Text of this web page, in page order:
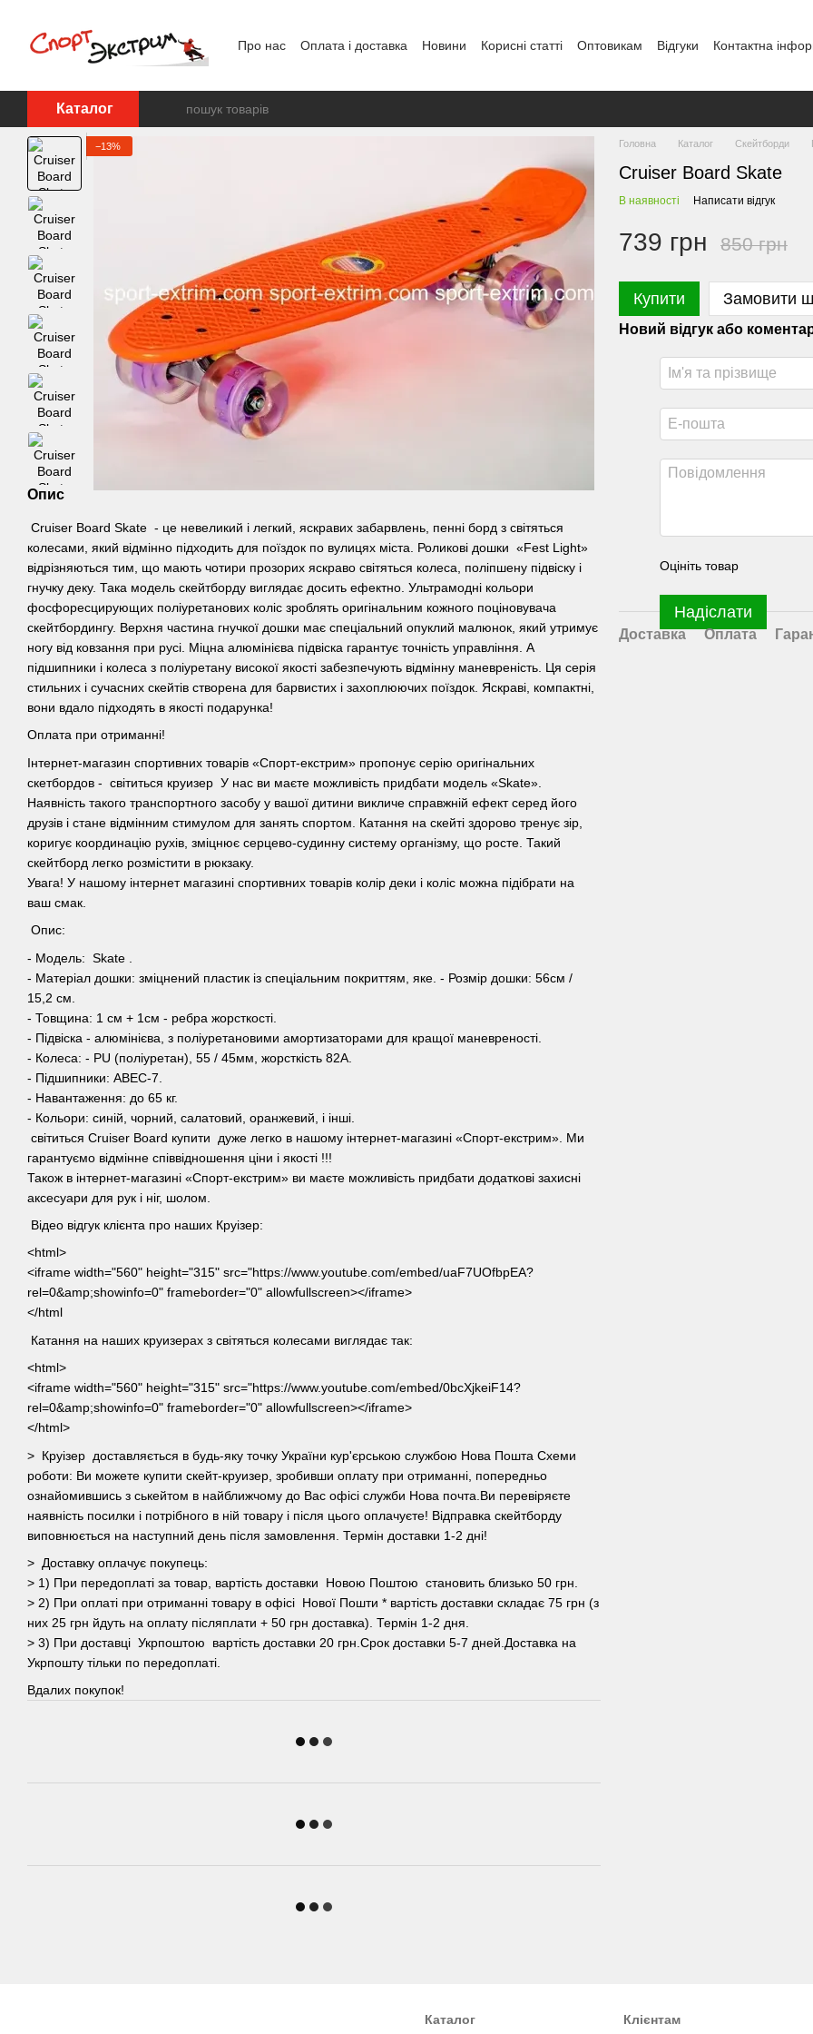
Про нас Оплата і доставка Новини Кориcні статті Оптовикам Відгуки Контактна
Каталог
−13%
Опис
Cruiser Board Skate - це невеликий і легкий, яскравих забарвлень, пенні борд з світяться
колесами, який відмінно підходить для поїздок по вулицях міста. Роликові дошки «Fest Light»
відрізняються тим, що мають чотири прозорих яскраво світяться колеса, поліпшену підвіску і
гнучку деку. Така модель скейтборду виглядає досить ефектно. Ультрамодні кольори
фосфоресцирующих поліуретанових коліс зроблять оригінальним кожного поціновувача
скейтбордингу. Верхня частина гнучкої дошки має спеціальний опуклий малюнок, який утримує
ногу від ковзання при русі. Міцна алюмінієва підвіска гарантує точність управління. А
підшипники і колеса з поліуретану високої якості забезпечують відмінну маневреність. Ця серія
стильних і сучасних скейтів створена для барвистих і захоплюючих поїздок. Яскраві, компактні,
вони вдало підходять в якості подарунка!
Оплата при отриманні!
Інтернет-магазин спортивних товарів «Спорт-екстрим» пропонує серію оригінальних
скетбордов - світиться круизер У нас ви маєте можливість придбати модель «Skate».
Наявність такого транспортного засобу у вашої дитини викличе справжній ефект серед його
друзів і стане відмінним стимулом для занять спортом. Катання на скейті здорово тренує зір,
коригує координацію рухів, зміцнює серцево-судинну систему організму, що росте. Такий
скейтборд легко розмістити в рюкзаку.
Увага! У нашому інтернет магазині спортивних товарів колір деки і коліс можна підібрати на
ваш смак.
Опис:
- Модель: Skate .
- Матеріал дошки: зміцнений пластик із спеціальним покриттям, яке. - Розмір дошки: 56см /
15,2 см.
- Товщина: 1 см + 1см - ребра жорсткості.
- Підвіска - алюмінієва, з поліуретановими амортизаторами для кращої маневреності.
- Колеса: - PU (поліуретан), 55 / 45мм, жорсткість 82А.
- Підшипники: ABEC-7.
- Навантаження: до 65 кг.
- Кольори: синій, чорний, салатовий, оранжевий, і інші.
світиться Cruiser Board купити дуже легко в нашому інтернет-магазині «Спорт-екстрим». Ми
гарантуємо відмінне співвідношення ціни і якості !!!
Також в інтернет-магазині «Спорт-екстрим» ви маєте можливість придбати додаткові захисні
аксесуари для рук і ніг, шолом.
Відео відгук клієнта про наших Круізер:
<html>
<iframe width="560" height="315" src="https://www.youtube.com/embed/uaF7UOfbpEA?
rel=0&amp;showinfo=0" frameborder="0" allowfullscreen></iframe>
</html
Катання на наших круизерах з світяться колесами виглядає так:
<html>
<iframe width="560" height="315" src="https://www.youtube.com/embed/0bcXjkeiF14?
rel=0&amp;showinfo=0" frameborder="0" allowfullscreen></iframe>
</html>
> Круізер доставляється в будь-яку точку України кур'єрською службою Нова Пошта Схеми
роботи: Ви можете купити скейт-круизер, зробивши оплату при отриманні, попередньо
ознайомившись з ськейтом в найближчому до Вас офісі служби Нова почта.Ви перевіряєте
наявність посилки і потрібного в ній товару і після цього оплачуєте! Відправка скейтборду
виповнюється на наступний день після замовлення. Термін доставки 1-2 дні!
> Доставку оплачує покупець:
> 1) При передоплаті за товар, вартість доставки Новою Поштою становить близько 50 грн.
> 2) При оплаті при отриманні товару в офісі Нової Пошти * вартість доставки складає 75 грн (з
них 25 грн йдуть на оплату післяплати + 50 грн доставка). Термін 1-2 дня.
> 3) При доставці Укрпоштою вартість доставки 20 грн.Срок доставки 5-7 дней.Доставка на
Укрпошту тільки по передоплаті.
Вдалих покупок!
Головна Каталог Скейтборди
Cruiser Board Skate
В наявності Написати відгук
739 грн 850 грн
Купити Замовити
Новий відгук або
Оцініть товар
Надіслати
Доставка Оплата
Каталог Клієнтам